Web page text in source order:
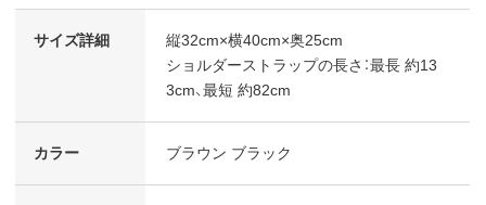
サイズ詳細
縦32cm×横40cm×奥25cm
ショルダーストラップの長さ：最長 約13
3cm、最短 約82cm
カラー ブラウン ブラック